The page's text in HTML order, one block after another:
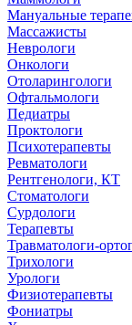
Мануальные
Массажисты
Неврологи
Онкологи
Отоларингологи
Офтальмологи
Педиатры
Проктологи
Психотерапевты
Ревматологи
Рентгенологи, КТ
Стоматологи
Сурдологи
Терапевты
Травматологи-
Трихологи
Урологи
Физиотерапевты
Фониатры